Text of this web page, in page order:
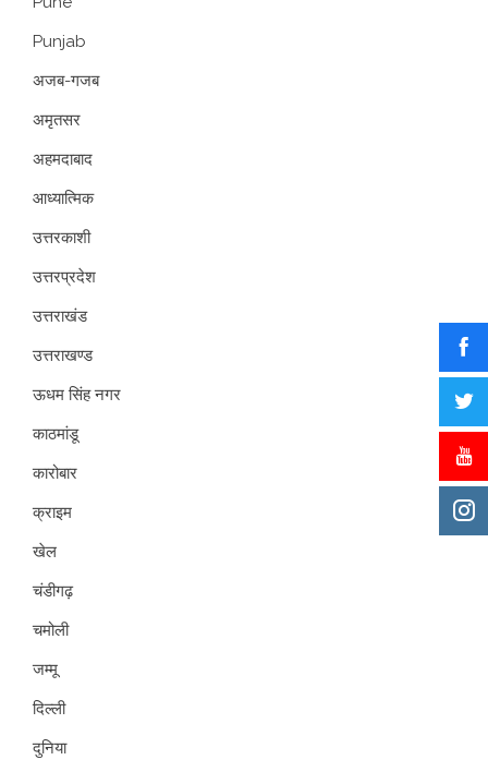
Punjab
अजब-गजब
अमृतसर
अहमदाबाद
आध्यात्मिक
उत्तरकाशी
उत्तरप्रदेश
उत्तराखंड
उत्तराखण्ड
ऊधम सिंह नगर
काठमांडू
कारोबार
क्राइम
खेल
चंडीगढ़
चमोली
जम्मू
दिल्ली
दुनिया